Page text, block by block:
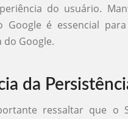
do usuário.
Google é essencial
Google.
da
ressaltar que o